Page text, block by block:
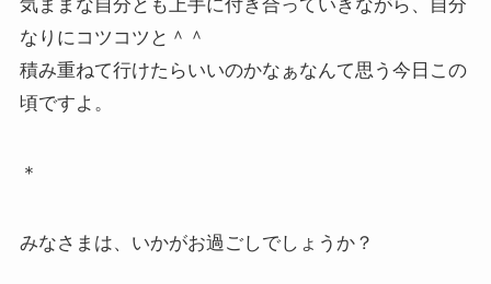
気ままな自分とも上手に付き合っていきながら、自分
なりにコツコツと＾＾
積み重ねて行けたらいいのかなぁなんて思う今日この
頃ですよ。
＊
みなさまは、いかがお過ごしでしょうか？